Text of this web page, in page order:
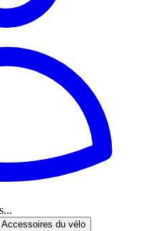
Accessoires du vélo